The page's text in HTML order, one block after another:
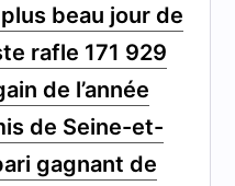
plus beau jour de
rafle 171 929
de l’année
de Seine-et-
gagnant de